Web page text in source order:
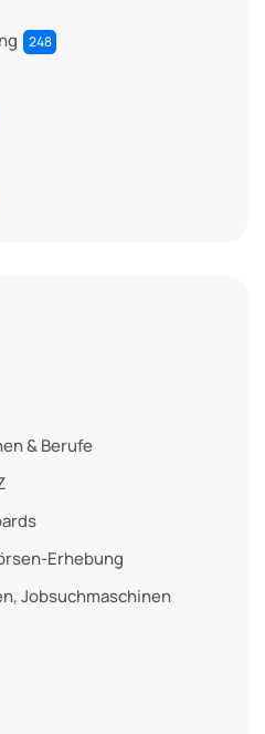
248
& Berufe
Erhebung
Jobsuchmaschinen